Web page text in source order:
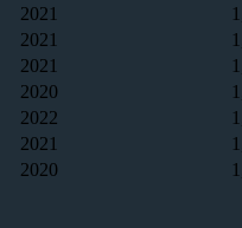
2021
2021
2021
2020
2022
2021
2020